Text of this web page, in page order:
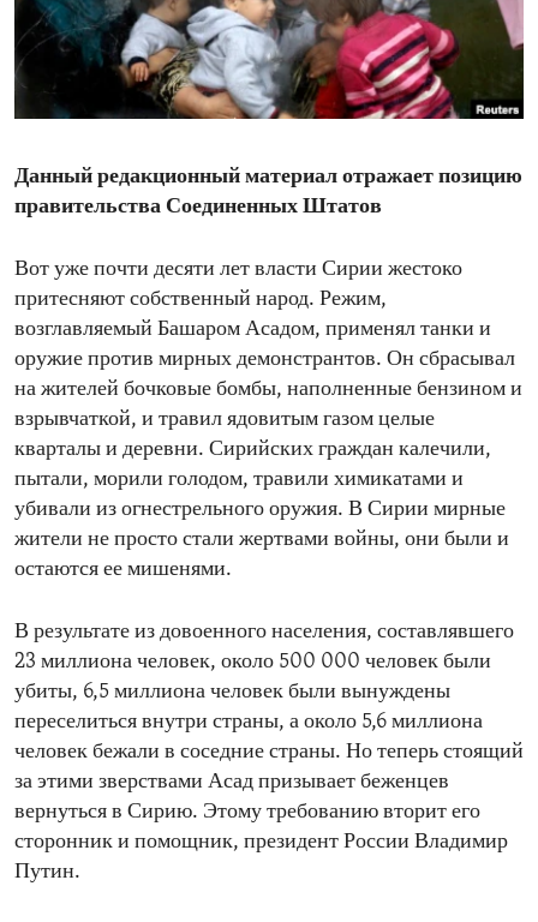
ENVIRONMENT AND HEALTH
IDEALS AND INSTITUTIONS
Данный редакционный материал отражает позицию
правительства Соединенных Штатов
Вот уже почти десяти лет власти Сирии жестоко
притесняют собственный народ. Режим,
возглавляемый Башаром Асадом, применял танки и
оружие против мирных демонстрантов. Он сбрасывал
на жителей бочковые бомбы, наполненные бензином и
взрывчаткой, и травил ядовитым газом целые
кварталы и деревни. Сирийских граждан калечили,
пытали, морили голодом, травили химикатами и
убивали из огнестрельного оружия. В Сирии мирные
жители не просто стали жертвами войны, они были и
остаются ее мишенями.
В результате из довоенного населения, составлявшего
23 миллиона человек, около 500 000 человек были
убиты, 6,5 миллиона человек были вынуждены
переселиться внутри страны, а около 5,6 миллиона
человек бежали в соседние страны. Но теперь стоящий
за этими зверствами Асад призывает беженцев
вернуться в Сирию. Этому требованию вторит его
сторонник и помощник, президент России Владимир
Путин.